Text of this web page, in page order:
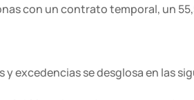
con un contrato temporal, un
y excedencias se desglosa en las